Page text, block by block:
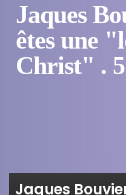
Jaques
êtes une
Christ" . 5
Jaques